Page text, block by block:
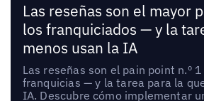
Las reseñas son el mayor
los franquiciados — y la
menos usan la IA
Las reseñas son el pain point n.º
franquicias — y la tarea para la
IA. Descubre cómo implementar